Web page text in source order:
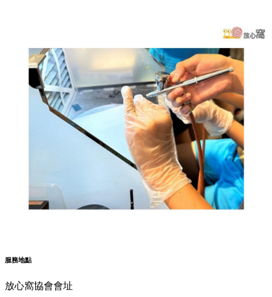
服務地點
放心窩協會會址